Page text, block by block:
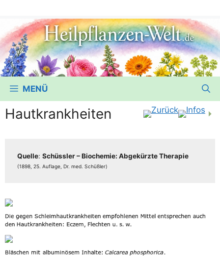
MENÜ
Hautkrankheiten
Quel­le: Schüss­ler – Bio­che­mie: Abge­kürz­te The­ra­pie
(1898, 25. Auf­la­ge, Dr. med. Schüßler)